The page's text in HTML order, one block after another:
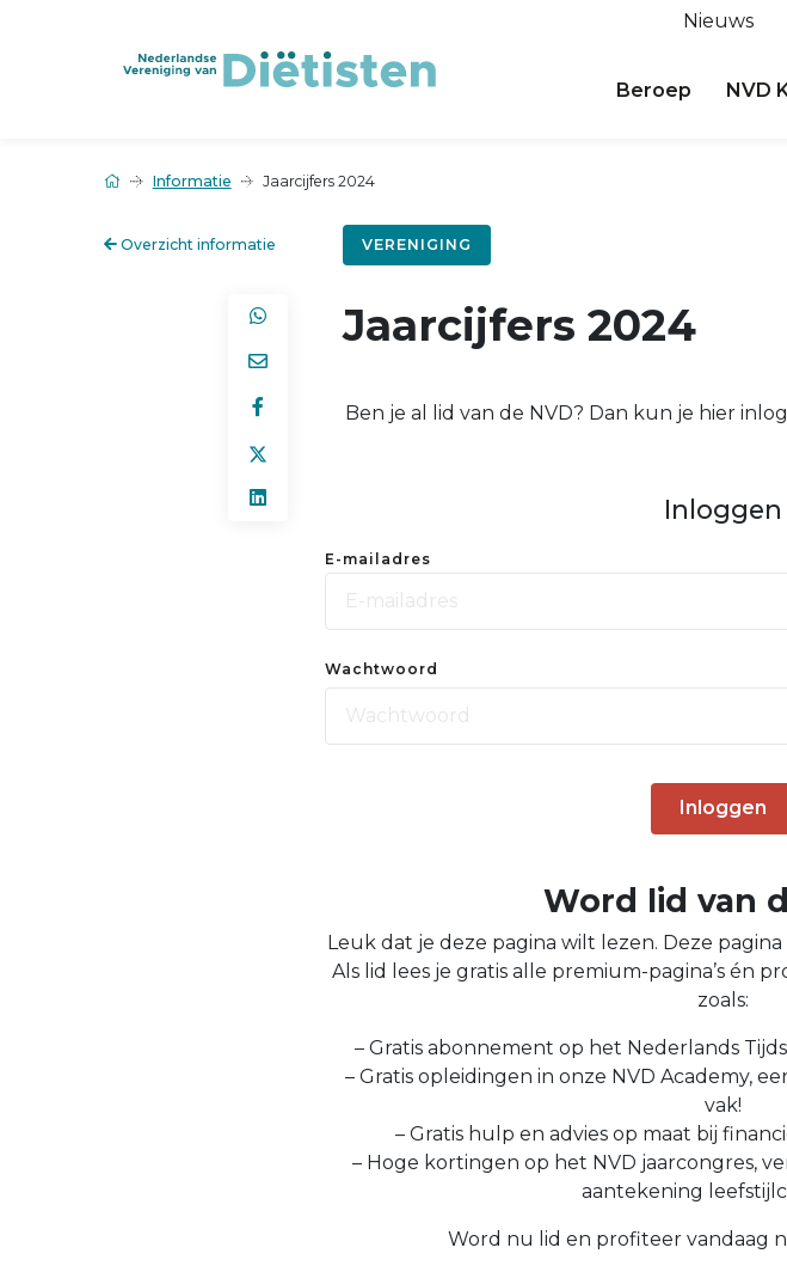
Nieuws
Beroep NVD
Informatie Jaarcijfers 2024
Overzicht informatie VERENIGING
Jaarcijfers 2024
Ben je al lid van de NVD? Dan kun je hier
Inloggen
E-mailadres
Wachtwoord
Inloggen
Word lid van
Leuk dat je deze pagina wilt lezen. Deze
Als lid lees je gratis alle premium-pagina’s én
zoals:
– Gratis abonnement op het Nederlands
– Gratis opleidingen in onze NVD Academy,
vak!
– Gratis hulp en advies op maat bij
– Hoge kortingen op het NVD jaarcongres,
aantekening
Word nu lid en profiteer vandaag